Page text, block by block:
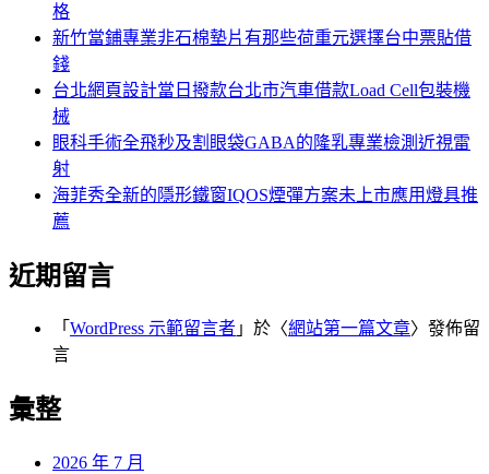
格
新竹當鋪專業非石棉墊片有那些荷重元選擇台中票貼借
錢
台北網頁設計當日撥款台北市汽車借款Load Cell包裝機
械
眼科手術全飛秒及割眼袋GABA的隆乳專業檢測近視雷
射
海菲秀全新的隱形鐵窗IQOS煙彈方案未上市應用燈具推
薦
近期留言
「 WordPress 示範留言者 」於〈網站第一篇文章〉發佈留
言
彙整
2026 年 7 月